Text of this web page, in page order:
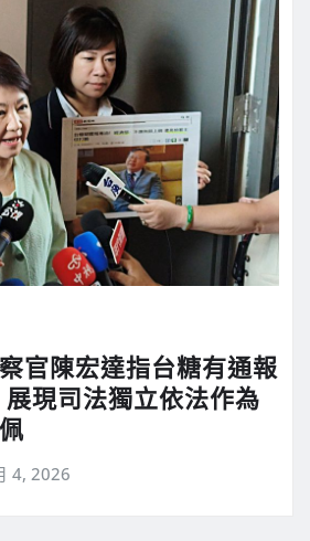
官陳宏達指台糖有通報
現司法獨立依法作為
4, 2026